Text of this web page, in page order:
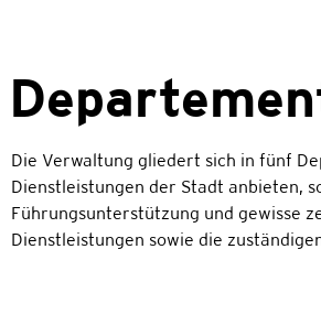
Die Verwaltung gliedert sich in fünf
Dienstleistungen der Stadt anbieten,
Führungsunterstützung und gewisse
Dienstleistungen sowie die